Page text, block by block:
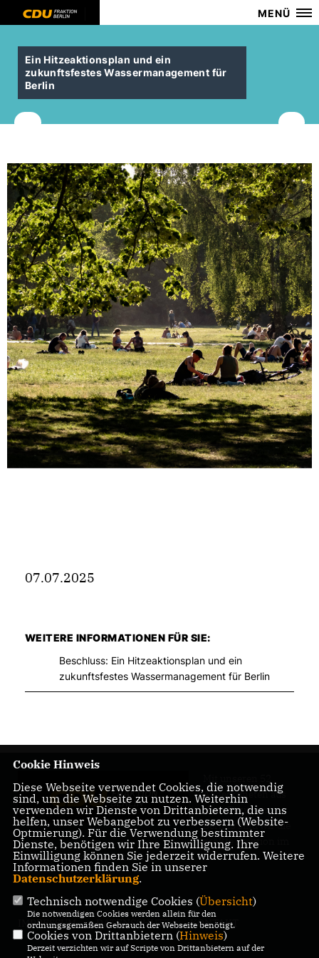
MENÜ
Ein Hitzeaktionsplan und ein
zukunftsfestes Wassermanagement für
Berlin
07.07.2025
WEITERE INFORMATIONEN FÜR SIE:
Beschluss: Ein Hitzeaktionsplan und ein
zukunftsfestes Wassermanagement für Berlin
Abgeordneten aus
allen Bezirken
Berlins sind wir die
größte Fraktion im
Berliner Abgeordnetenhaus.
IMPRESSUM DATENSCHUTZ KONTAKT
Cookie Hinweis
Diese Webseite verwendet Cookies, die notwendig
sind, um die Webseite zu nutzen. Weiterhin
verwenden wir Dienste von Drittanbietern, die uns
helfen, unser Webangebot zu verbessern (Website-
Optmierung). Für die Verwendung bestimmter
Dienste, benötigen wir Ihre Einwilligung. Ihre
Einwilligung können Sie jederzeit widerrufen. Weitere
Informationen finden Sie in unserer
Datenschutzerklärung.
Technisch notwendige Cookies (Übersicht)
Die notwendigen Cookies werden allein für den
ordnungsgemäßen Gebrauch der Webseite benötigt.
Cookies von Drittanbietern (Hinweis)
Derzeit verzichten wir auf Scripte von Drittanbietern auf der